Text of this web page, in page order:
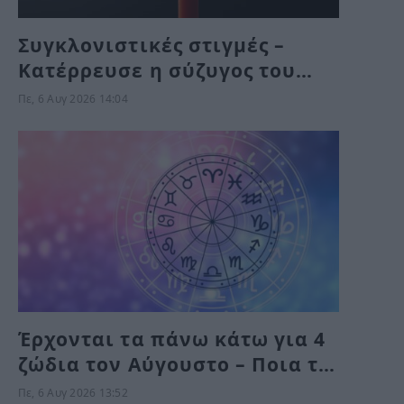
Συγκλονιστικές στιγμές –
Κατέρρευσε η σύζυγος του
Χαλκιά στην κηδεία
Πε, 6 Αυγ 2026 14:04
Έρχονται τα πάνω κάτω για 4
ζώδια τον Αύγουστο – Ποια τα
βρίσκουν σκούρα και ποια
Πε, 6 Αυγ 2026 13:52